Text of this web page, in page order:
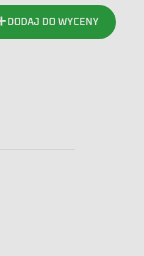
zębate
DODAJ DO WYCENY